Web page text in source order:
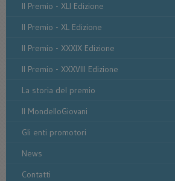
Il Premio - XLI Edizione
Il Premio - XL Edizione
Il Premio - XXXIX Edizione
Il Premio - XXXVIII Edizione
La storia del premio
Il MondelloGiovani
Gli enti promotori
News
Contatti